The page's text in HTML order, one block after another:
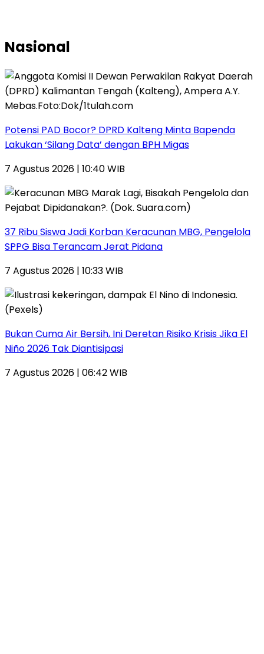
Nasional
Potensi PAD Bocor? DPRD Kalteng Minta Bapenda
Lakukan ‘Silang Data’ dengan BPH Migas
7 Agustus 2026 | 10:40 WIB
37 Ribu Siswa Jadi Korban Keracunan MBG, Pengelola
SPPG Bisa Terancam Jerat Pidana
7 Agustus 2026 | 10:33 WIB
Bukan Cuma Air Bersih, Ini Deretan Risiko Krisis Jika El
Niño 2026 Tak Diantisipasi
7 Agustus 2026 | 06:42 WIB